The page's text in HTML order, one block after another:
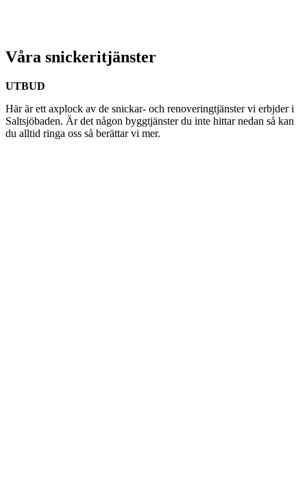
Våra snickeritjänster
UTBUD
Här är ett axplock av de snickar- och renoveringtjänster vi erbjder i
Saltsjöbaden. Är det någon byggtjänster du inte hittar nedan så kan
du alltid ringa oss så berättar vi mer.